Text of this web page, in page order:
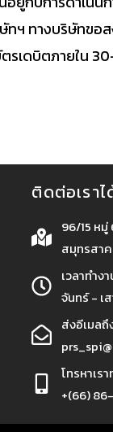
ฯ ทางบริษัทขอ
ตรเดบิตภายใน
ติดต่อเราไ
96/15 หมู่
สมุทรสา
เวลาทำง
จันทร์ - เ
ส่งอีเมลถึ
โทรหาเร
+(66)